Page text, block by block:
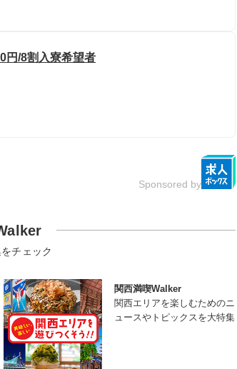
円/8割入寮希望者
Sponsored by
チェック
関西満喫Walker
関西エリアを楽しむためのニ
ュースやトピックスを大特集